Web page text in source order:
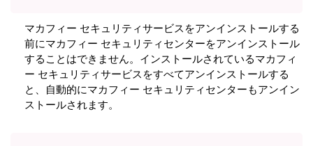
マカフィー セキュリティサービスをアンインストールする
前にマカフィー セキュリティセンターをアンインストール
することはできません。インストールされているマカフィ
ー セキュリティサービスをすべてアンインストールする
と、自動的にマカフィー セキュリティセンターもアンイン
ストールされます。